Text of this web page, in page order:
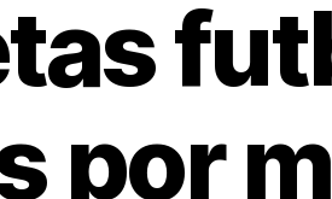
por